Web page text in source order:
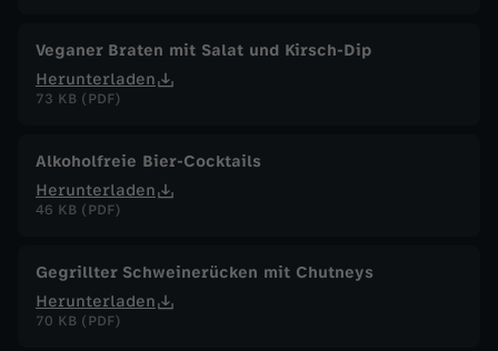
Veganer Braten mit Salat und Kirsch-Dip
Herunterladen
73 KB (PDF)
Alkoholfreie Bier-Cocktails
Herunterladen
46 KB (PDF)
Gegrillter Schweinerücken mit Chutneys
Herunterladen
70 KB (PDF)